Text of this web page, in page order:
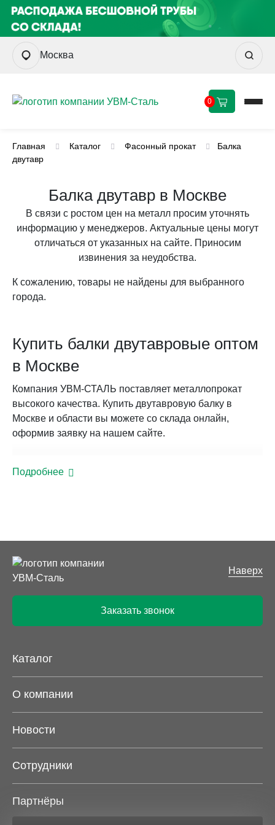
Москва
0
Главная Каталог Фасонный прокат
Балка
двутавр
Балка двутавр в Москве
В связи с ростом цен на металл просим уточнять
информацию у менеджеров. Актуальные цены могут
отличаться от указанных на сайте. Приносим
извинения за неудобства.
К сожалению, товары не найдены для выбранного
города.
Купить балки двутавровые оптом
в Москве
Компания УВМ-СТАЛЬ поставляет металлопрокат
высокого качества. Купить двутавровую балку в
Москве и области вы можете со склада онлайн,
оформив заявку на нашем сайте.
общие сведения
ширину полок. Применяются в строительных
Колонные. Профили, надежно работающие на
сжатие с изгибом и без него, растяжение.
Высота поперечного сечения практически
совпадает с его шириной;
Широкополочные. Рассчитаны на восприятие
идентичны колонным моделям;
изгибающих, сжимающих и комбинированных.
Характерной особенностью балок данного вида
является одинаковая толщина полок и стенки.
положительно сказывается на стоимости двутавровых
Подробнее
Наверх
Заказать звонок
Каталог
О компании
Новости
Сотрудники
Партнёры